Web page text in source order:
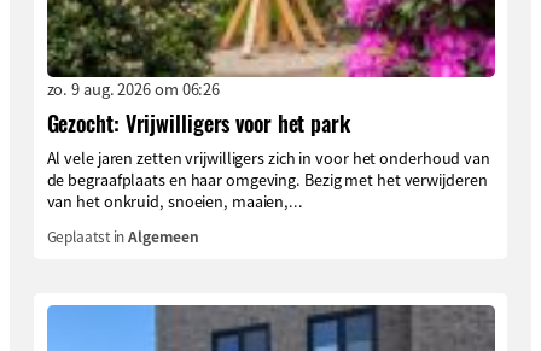
zo. 9 aug. 2026 om 06:26
Gezocht: Vrijwilligers voor het park
Al vele jaren zetten vrijwilligers zich in voor het onderhoud van
de begraafplaats en haar omgeving. Bezig met het verwijderen
van het onkruid, snoeien, maaien,...
Geplaatst inAlgemeen